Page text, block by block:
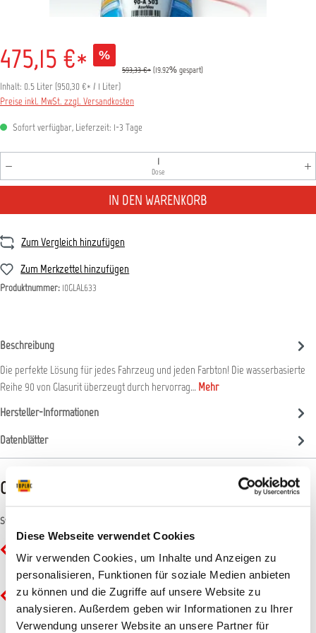
Diese Webseite verwendet Cookies
Wir verwenden Cookies, um Inhalte und Anzeigen zu
personalisieren, Funktionen für soziale Medien anbieten
zu können und die Zugriffe auf unsere Website zu
analysieren. Außerdem geben wir Informationen zu Ihrer
Verwendung unserer Website an unsere Partner für
475,15 €* %
593,33 €* (19.92% gespart)
Inhalt: 0.5 Liter (950,30 €* / 1 Liter)
Preise inkl. MwSt. zzgl. Versandkosten
Sofort verfügbar, Lieferzeit: 1-3 Tage
Produkt Anzahl: Gib den gewünschten Wert ein oder
Dose
IN DEN WARENKORB
Zum Vergleich hinzufügen
Zum Merkzettel hinzufügen
Produktnummer: 10GLAL633
Beschreibung
Die perfekte Lösung für jedes Fahrzeug und jeden Farbton! Die wasserbasierte
Reihe 90 von Glasurit überzeugt durch hervorrag… Mehr
Hersteller-Informationen
Datenblätter
CLP-/REACH-Hinweise
Symbole
GHS05 - Ätzwirkung: Korrosiv